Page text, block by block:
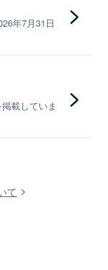
年7月31日
載していま
て